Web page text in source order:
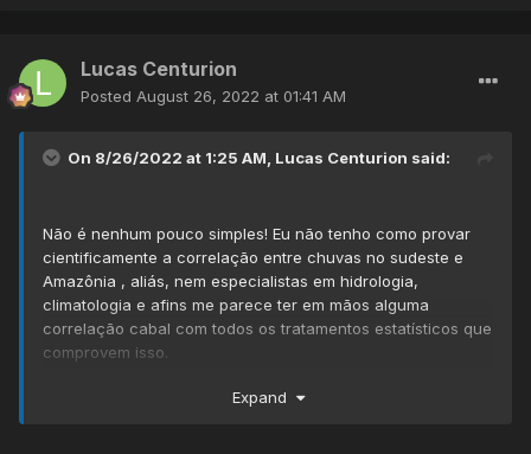
Lucas Centurion
Posted August 26, 2022 at 01:41 AM
On 8/26/2022 at 1:25 AM, Lucas Centurion said:
Não é nenhum pouco simples! Eu não tenho como provar
cientificamente a correlação entre chuvas no sudeste e
Amazônia , aliás, nem especialistas em hidrologia,
climatologia e afins me parece ter em mãos alguma
correlação cabal com todos os tratamentos estatísticos que
comprovem isso.
O que sabemos é da relação da cordilheira dos Andes que
Expand